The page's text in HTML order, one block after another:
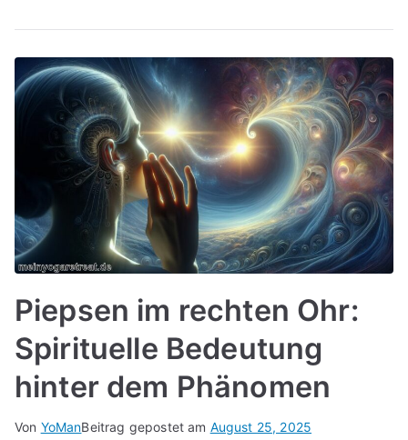
Piepsen im rechten Ohr:
Spirituelle Bedeutung
hinter dem Phänomen
Von YoManBeitrag gepostet am August 25, 2025